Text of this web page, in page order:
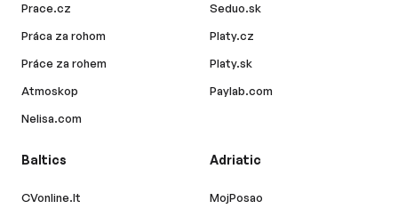
Prace.cz
Práca za rohom
Práce za rohem
Atmoskop
Nelisa.com
Seduo.sk
Platy.cz
Platy.sk
Paylab.com
Baltics
CVonline.lt
Adriatic
MojPosao